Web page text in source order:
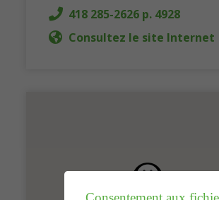
418 285-2626 p. 4928
Consultez le site Internet